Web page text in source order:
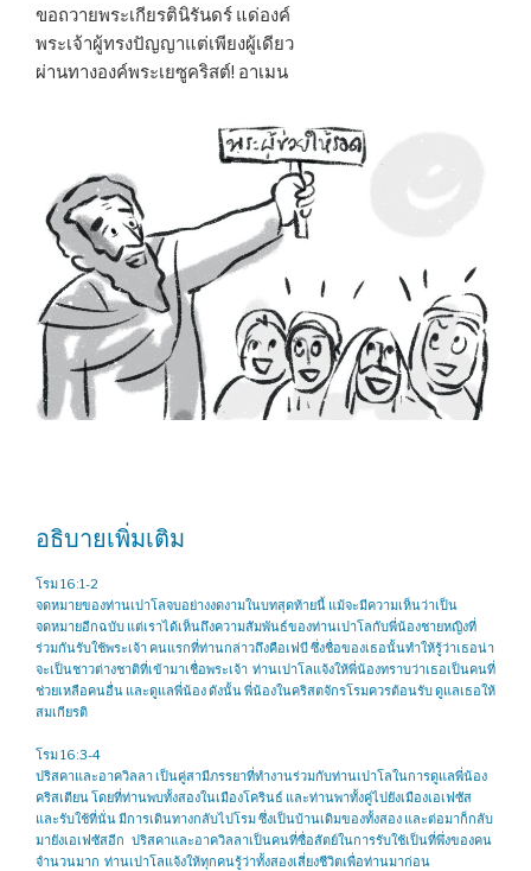
ขอถวายพระเกียรตินิรันดร์ แด่องค์
พระเจ้าผู้ทรงปัญญาแต่เพียงผู้เดียว
ผ่านทางองค์พระเยซูคริสต์! อาเมน
อธิบายเพิ่มเติม
โรม 16:1-2
จดหมายของท่านเปาโลจบอย่างงดงามในบทสุดท้ายนี้ แม้จะมีความเห็นว่าเป็น
จดหมายอีกฉบับ แต่เราได้เห็นถึงความสัมพันธ์ของท่านเปาโลกับพี่น้องชายหญิงที่
ร่วมกันรับใช้พระเจ้า คนแรกที่ท่านกล่าวถึงคือเฟบี ซึ่งชื่อของเธอนั้นทำให้รู้ว่าเธอน่า
จะเป็นชาวต่างชาติที่เข้ามาเชื่อพระเจ้า ท่านเปาโลแจ้งให้พี่น้องทราบว่าเธอเป็นคนที่
ช่วยเหลือคนอื่น และดูแลพี่น้อง ดังนั้น พี่น้องในคริสตจักรโรมควรต้อนรับ ดูแลเธอให้
สมเกียรติ
โรม 16:3-4
ปริสคาและอาควิลลา เป็นคู่สามีภรรยาที่ทำงานร่วมกับท่านเปาโลในการดูแลพี่น้อง
คริสเตียน โดยที่ท่านพบทั้งสองในเมืองโครินธ์ และท่านพาทั้งคู่ไปยังเมืองเอเฟซัส
และรับใช้ที่นั่น มีการเดินทางกลับไปโรม ซึ่งเป็นบ้านเดิมของทั้งสอง และต่อมาก็กลับ
มายังเอเฟซัสอีก ปริสคาและอาควิลลาเป็นคนที่ซื่อสัตย์ในการรับใช้เป็นที่พึ่งของคน
จำนวนมาก ท่านเปาโลแจ้งให้ทุกคนรู้ว่าทั้งสองเสี่ยงชีวิตเพื่อท่านมาก่อน